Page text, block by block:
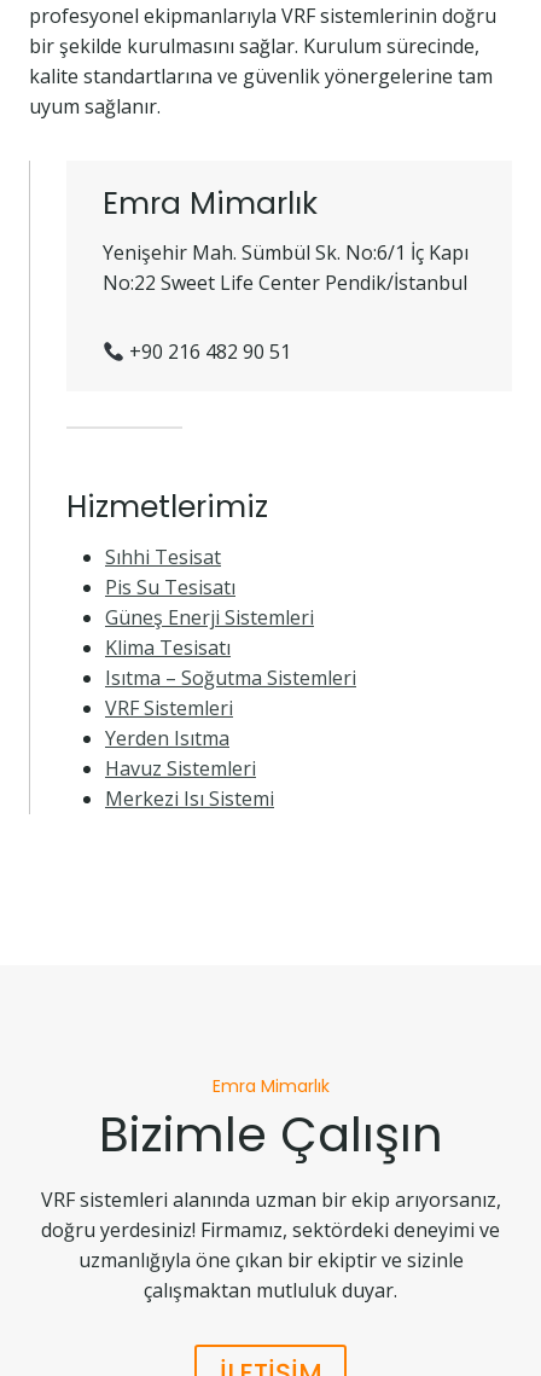
profesyonel ekipmanlarıyla VRF sistemlerinin doğru
bir şekilde kurulmasını sağlar. Kurulum sürecinde,
kalite standartlarına ve güvenlik yönergelerine tam
uyum sağlanır.
Emra Mimarlık
Yenişehir Mah. Sümbül Sk. No:6/1 İç Kapı
No:22 Sweet Life Center Pendik/İstanbul
+90 216 482 90 51
Hizmetlerimiz
Sıhhi Tesisat
Pis Su Tesisatı
Güneş Enerji Sistemleri
Klima Tesisatı
Isıtma – Soğutma Sistemleri
VRF Sistemleri
Yerden Isıtma
Havuz Sistemleri
Merkezi Isı Sistemi
Emra Mimarlık
Bizimle Çalışın
VRF sistemleri alanında uzman bir ekip arıyorsanız,
doğru yerdesiniz! Firmamız, sektördeki deneyimi ve
uzmanlığıyla öne çıkan bir ekiptir ve sizinle
çalışmaktan mutluluk duyar.